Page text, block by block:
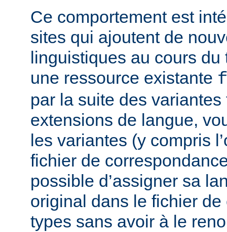
Ce comportement est
sites qui ajoutent de
linguistiques au cours
une ressource existante
par la suite des
extensions de langue,
les variantes (y compris
fichier de
possible d’assigner sa
original dans le fichier
types sans avoir à le